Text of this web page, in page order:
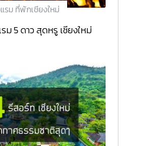
รม ที่พักเชียงใหม่
ม 5 ดาว สุดหรู เชียงใหม่